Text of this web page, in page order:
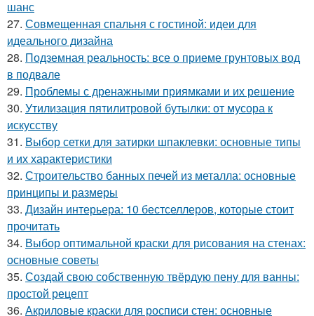
шанс
27. Совмещенная спальня с гостиной: идеи для
идеального дизайна
28. Подземная реальность: все о приеме грунтовых вод
в подвале
29. Проблемы с дренажными приямками и их решение
30. Утилизация пятилитровой бутылки: от мусора к
искусству
31. Выбор сетки для затирки шпаклевки: основные типы
и их характеристики
32. Строительство банных печей из металла: основные
принципы и размеры
33. Дизайн интерьера: 10 бестселлеров, которые стоит
прочитать
34. Выбор оптимальной краски для рисования на стенах:
основные советы
35. Создай свою собственную твёрдую пену для ванны:
простой рецепт
36. Акриловые краски для росписи стен: основные